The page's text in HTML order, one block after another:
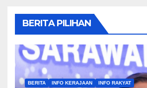
BERITA PILIHAN
BERITA INFO KERAJAAN INFO RAKYAT